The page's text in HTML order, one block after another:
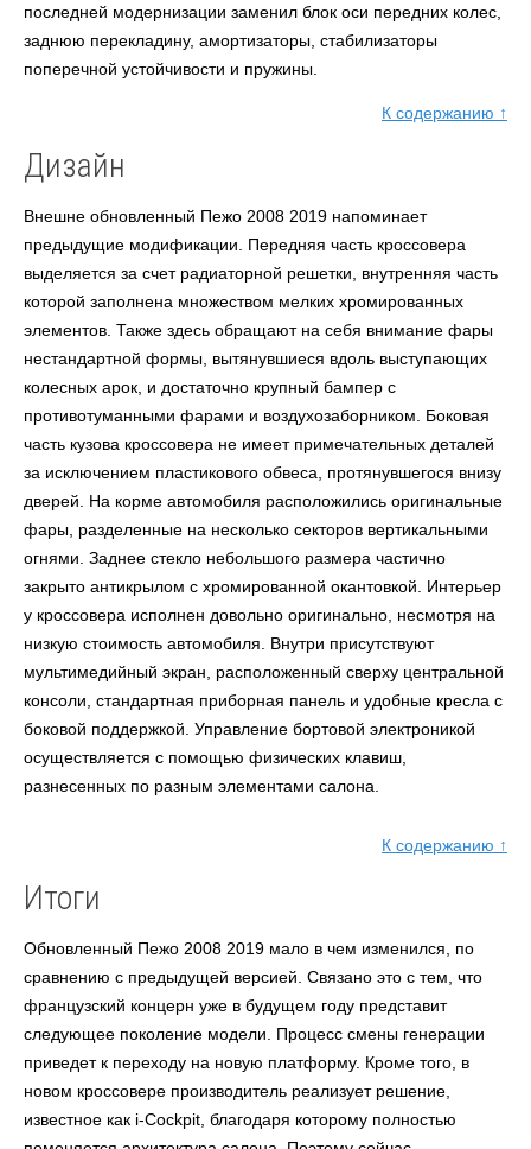
последней модернизации заменил блок оси передних колес,
заднюю перекладину, амортизаторы, стабилизаторы
поперечной устойчивости и пружины.
К содержанию ↑
Дизайн
Внешне обновленный Пежо 2008 2019 напоминает
предыдущие модификации. Передняя часть кроссовера
выделяется за счет радиаторной решетки, внутренняя часть
которой заполнена множеством мелких хромированных
элементов. Также здесь обращают на себя внимание фары
нестандартной формы, вытянувшиеся вдоль выступающих
колесных арок, и достаточно крупный бампер с
противотуманными фарами и воздухозаборником. Боковая
часть кузова кроссовера не имеет примечательных деталей
за исключением пластикового обвеса, протянувшегося внизу
дверей. На корме автомобиля расположились оригинальные
фары, разделенные на несколько секторов вертикальными
огнями. Заднее стекло небольшого размера частично
закрыто антикрылом с хромированной окантовкой. Интерьер
у кроссовера исполнен довольно оригинально, несмотря на
низкую стоимость автомобиля. Внутри присутствуют
мультимедийный экран, расположенный сверху центральной
консоли, стандартная приборная панель и удобные кресла с
боковой поддержкой. Управление бортовой электроникой
осуществляется с помощью физических клавиш,
разнесенных по разным элементами салона.
К содержанию ↑
Итоги
Обновленный Пежо 2008 2019 мало в чем изменился, по
сравнению с предыдущей версией. Связано это с тем, что
французский концерн уже в будущем году представит
следующее поколение модели. Процесс смены генерации
приведет к переходу на новую платформу. Кроме того, в
новом кроссовере производитель реализует решение,
известное как i-Cockpit, благодаря которому полностью